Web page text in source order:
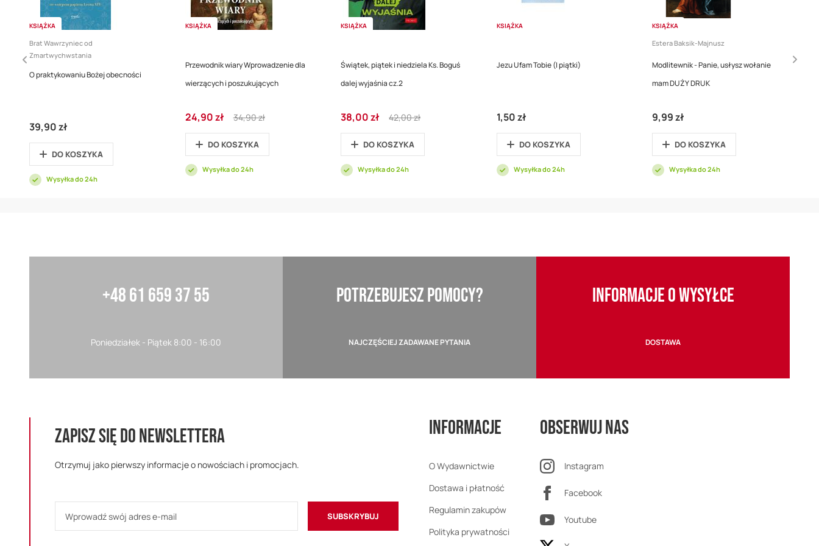
KSIĄŻKA
Brat Wawrzyniec od
Zmartwychwstania
O praktykowaniu Bożej obecności
39,90 zł
DO KOSZYKA
Wysyłka do 24h
KSIĄŻKA
Przewodnik wiary Wprowadzenie dla
wierzących i poszukujących
Cena
promocyjna
24,90 zł
Regular
Price
34,90 zł
DO KOSZYKA
Wysyłka do 24h
KSIĄŻKA
Świątek, piątek i niedziela Ks. Boguś
dalej wyjaśnia cz.2
Cena
promocyjna
38,00 zł
Regular
Price
42,00 zł
DO KOSZYKA
Wysyłka do 24h
KSIĄŻKA
Jezu Ufam Tobie (I piątki)
1,50 zł
DO KOSZYKA
Wysyłka do 24h
KSIĄŻKA
Estera Baksik-Majnusz
Modlitewnik - Panie, usłysz wołanie
mam DUŻY DRUK
9,99 zł
DO KOSZYKA
Wysyłka do 24h
+48 61 659 37 55
Poniedziałek - Piątek 8:00 - 16:00
POTRZEBUJESZ POMOCY?
NAJCZĘŚCIEJ ZADAWANE PYTANIA
INFORMACJE O WYSYŁCE
DOSTAWA
ZAPISZ SIĘ DO NEWSLETTERA
Otrzymuj jako pierwszy informacje o nowościach i promocjach.
SUBSKRYBUJ
Informacje
O Wydawnictwie
Dostawa i płatność
Regulamin zakupów
Polityka prywatności
Obserwuj nas
Instagram
Facebook
Youtube